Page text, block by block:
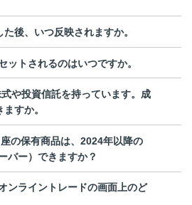
後、いつ反映されますか。
ットされるのはいつですか。
や投資信託を持っています。成
すか。
の保有商品は、2024年以降の
バー）できますか？
ンライントレードの画面上のど